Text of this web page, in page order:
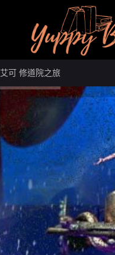
可 修道院之旅